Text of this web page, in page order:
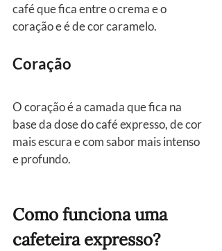
café que fica entre o crema e o
coração e é de cor caramelo.
Coração
O coração é a camada que fica na
base da dose do café expresso, de cor
mais escura e com sabor mais intenso
e profundo.
Como funciona uma
cafeteira expresso?